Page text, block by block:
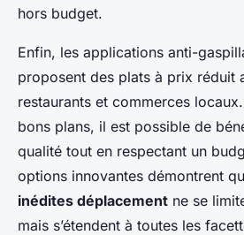
hors budget.
Enfin, les applications anti-
proposent des plats à prix réduit
restaurants et commerces
bons plans, il est possible de
qualité tout en respectant un
options innovantes démontrent
inédites déplacement ne se
mais s’étendent à toutes les